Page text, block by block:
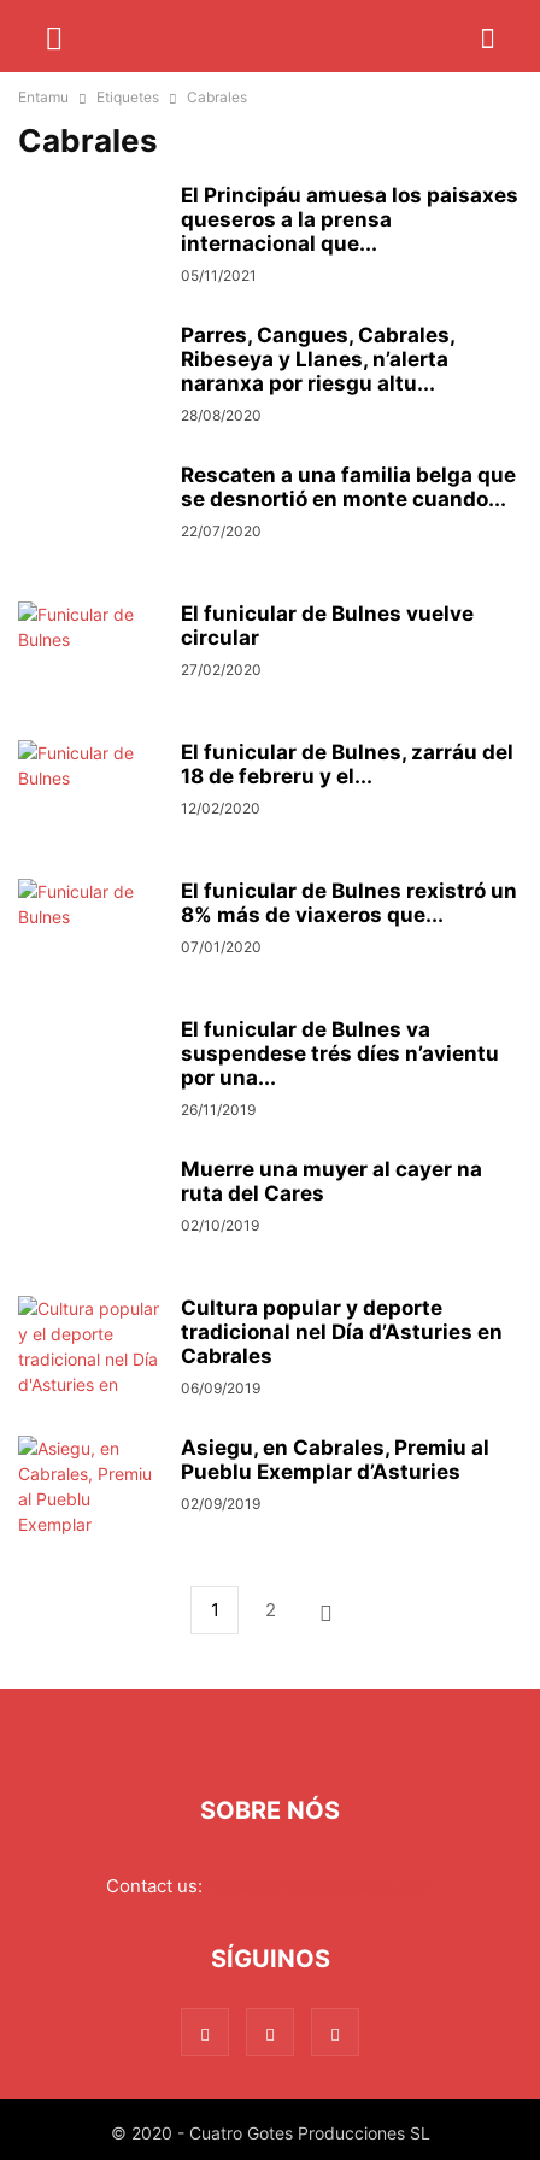
Entamu Etiquetes Cabrales
Cabrales
El Principáu amuesa los paisaxes
queseros a la prensa
internacional que...
05/11/2021
Parres, Cangues, Cabrales,
Ribeseya y Llanes, n’alerta
naranxa por riesgu altu...
28/08/2020
Rescaten a una familia belga que
se desnortió en monte cuando...
22/07/2020
El funicular de Bulnes vuelve
circular
27/02/2020
El funicular de Bulnes, zarráu del
18 de febreru y el...
12/02/2020
El funicular de Bulnes rexistró un
8% más de viaxeros que...
07/01/2020
El funicular de Bulnes va
suspendese trés díes n’avientu
por una...
26/11/2019
Muerre una muyer al cayer na
ruta del Cares
02/10/2019
Cultura popular y deporte
tradicional nel Día d’Asturies en
Cabrales
06/09/2019
Asiegu, en Cabrales, Premiu al
Pueblu Exemplar d’Asturies
02/09/2019
1 2
SOBRE NÓS
Contact us:
SÍGUINOS
© 2020 - Cuatro Gotes Producciones SL